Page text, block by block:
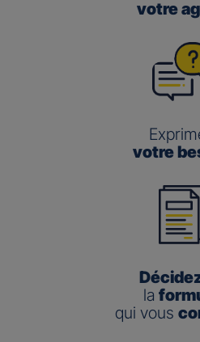
votre
votre
la
qui vous